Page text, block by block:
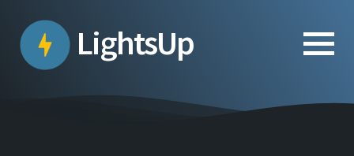
content
LightsUp